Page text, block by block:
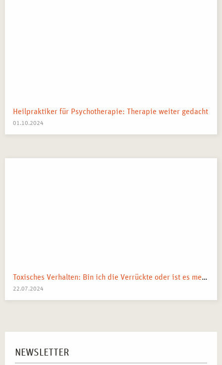
Heilpraktiker für Psychotherapie: Therapie weiter gedacht
01.10.2024
Toxisches Verhalten: Bin ich die Verrückte oder ist es mein Umfeld?
22.07.2024
NEWSLETTER